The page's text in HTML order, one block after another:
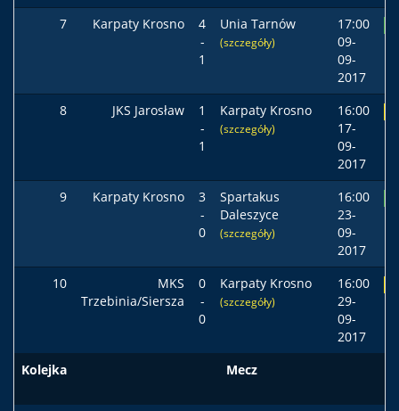
7 Karpaty Krosno
4
-
1
Unia Tarnów
(szczegóły)
17:00
09-
09-
2017
8 JKS Jarosław
1
-
1
Karpaty Krosno
(szczegóły)
16:00
17-
09-
2017
9 Karpaty Krosno
3
-
0
Spartakus
Daleszyce
(szczegóły)
16:00
23-
09-
2017
10
MKS
Trzebinia/Siersza
0
-
0
Karpaty Krosno
(szczegóły)
16:00
29-
09-
2017
Kolejka Mecz